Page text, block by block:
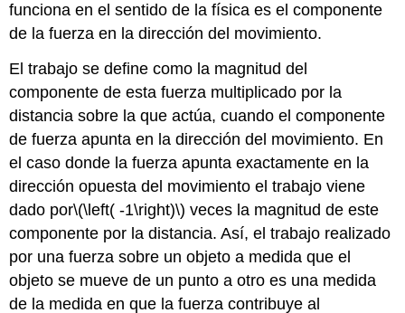
funciona en el sentido de la física es el componente
de la fuerza en la dirección del movimiento.
El trabajo se define como la magnitud del
componente de esta fuerza multiplicado por la
distancia sobre la que actúa, cuando el componente
de fuerza apunta en la dirección del movimiento. En
el caso donde la fuerza apunta exactamente en la
dirección opuesta del movimiento el trabajo viene
dado por\(\left( -1\right)\) veces la magnitud de este
componente por la distancia. Así, el trabajo realizado
por una fuerza sobre un objeto a medida que el
objeto se mueve de un punto a otro es una medida
de la medida en que la fuerza contribuye al